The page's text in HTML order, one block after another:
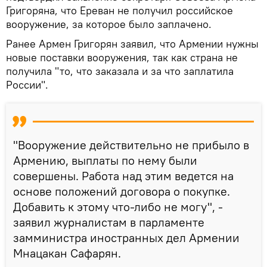
Григоряна, что Ереван не получил российское
вооружение, за которое было заплачено.
Ранее Армен Григорян заявил, что Армении нужны
новые поставки вооружения, так как страна не
получила "то, что заказала и за что заплатила
России".
"Вооружение действительно не прибыло в
Армению, выплаты по нему были
совершены. Работа над этим ведется на
основе положений договора о покупке.
Добавить к этому что-либо не могу", -
заявил журналистам в парламенте
замминистра иностранных дел Армении
Мнацакан Сафарян.